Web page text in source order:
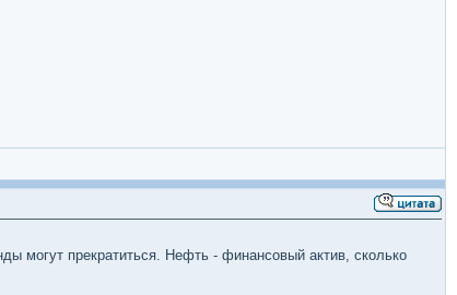
могут прекратиться. Нефть - финансовый актив, сколько